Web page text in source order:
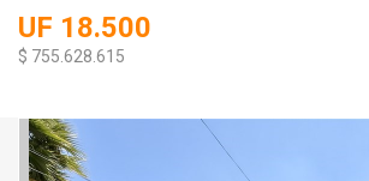
UF 18.500
$ 755.628.615